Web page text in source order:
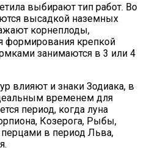
выбирают тип работ. Во
высадкой наземных
корнеплоды,
формирования крепкой
занимаются в 3 или 4
влияют и знаки Зодиака, в
временем для
период, когда луна
Козерога, Рыбы,
перцами в период Льва,